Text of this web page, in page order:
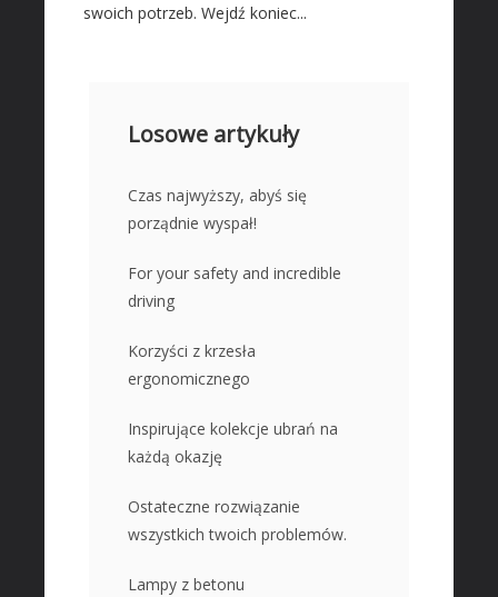
swoich potrzeb. Wejdź koniec...
Losowe artykuły
Czas najwyższy, abyś się
porządnie wyspał!
For your safety and incredible
driving
Korzyści z krzesła
ergonomicznego
Inspirujące kolekcje ubrań na
każdą okazję
Ostateczne rozwiązanie
wszystkich twoich problemów.
Lampy z betonu